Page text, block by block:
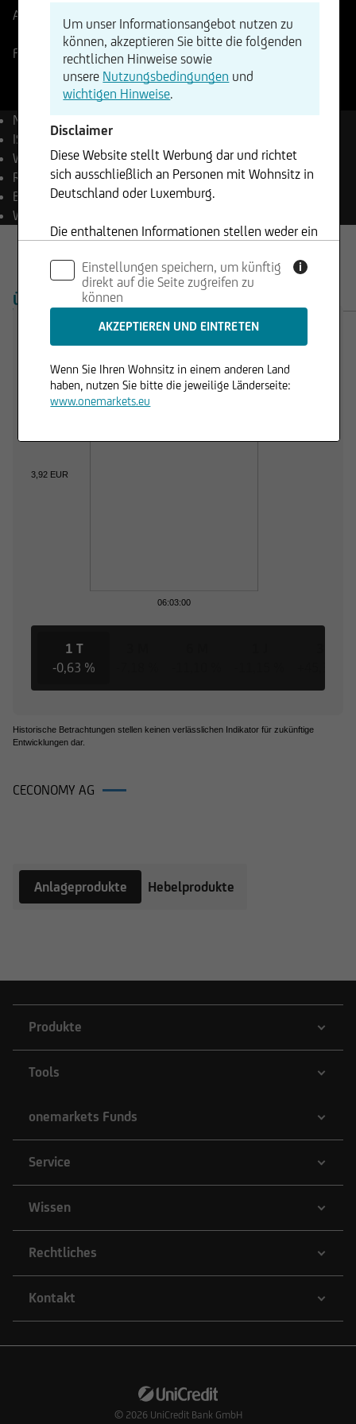
Aktueller Stand
3,97 EUR
Änderung
+0,13%+0,01
Frankfurt06.08.2026 - 17:29
Name
CECONOMY AG
ISIN
DE0007257503
WKN
725750
Reuters CECG.DE
Bloomberg CEC GY Equity
Währung
ÜBERSICHT PRODUKTE
Trading Desk
06:03:00
3,92 EUR
1 T
-0,63 %
Historische Betrachtungen stellen keinen verlässlichen Indikator für zukünftige
Entwicklungen dar.
CECONOMY AG
Anlageprodukte Hebelprodukte
Produkte
Tools
onemarkets Funds
Service
Wissen
Rechtliches
Kontakt
© 2026 UniCredit Bank GmbH
Um unser Informationsangebot nutzen zu
können, akzeptieren Sie bitte die folgenden
rechtlichen Hinweise sowie
unsere Nutzungsbedingungen und
wichtigen Hinweise.
Disclaimer
Diese Website stellt Werbung dar und richtet
sich ausschließlich an Personen mit Wohnsitz in
Deutschland oder Luxemburg.
Die enthaltenen Informationen stellen weder ein
Verkauf von Wertpapieren dar und dürfen nicht
in Rechtsordnungen genutzt werden, in denen
dies unzulässig ist.
Einstellungen speichern, um künftig
direkt auf die Seite zugreifen zu
können
i
Wenn Sie Ihren Wohnsitz in einem anderen Land
haben, nutzen Sie bitte die jeweilige Länderseite:
www.onemarkets.eu